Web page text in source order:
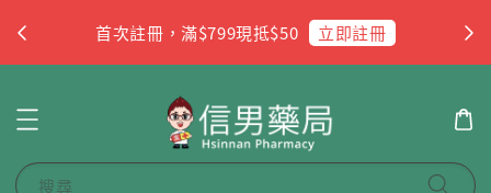
首次註冊，滿$799現抵$50 立即註冊
搜尋